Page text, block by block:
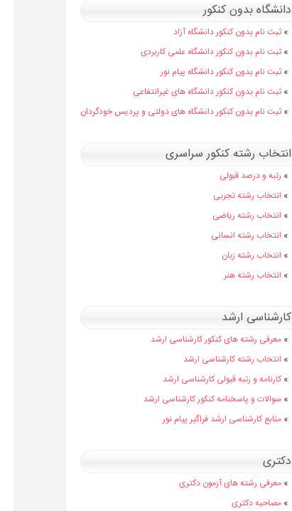
دانشگاه بدون کنکور
» ثبت نام بدون کنکور دانشگاه آزاد
» ثبت نام بدون کنکور دانشگاه علمی کاربردی
» ثبت نام بدون کنکور دانشگاه پیام نور
» ثبت نام بدون کنکور دانشگاه های غیرانتفاعی
» ثبت نام بدون کنکور دانشگاه های دولتی و پردیس خودگردان
انتخاب رشته کنکور سراسری
» رتبه و درصد قبولی
» انتخاب رشته تجربی
» انتخاب رشته ریاضی
» انتخاب رشته انسانی
» انتخاب رشته زبان
» انتخاب رشته هنر
کارشناسی ارشد
» معرفی رشته های کنکور کارشناسی ارشد
» انتخاب رشته کارشناسی ارشد
» کارنامه و رتبه قبولی کارشناسی ارشد
» سوالات و پاسخنامه کنکور کارشناسی ارشد
» منابع کارشناسی ارشد فراگیر پیام نور
دکتری
» معرفی رشته های آزمون دکتری
» مصاحبه دکتری